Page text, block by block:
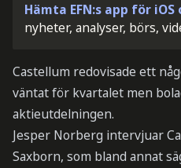
Hämta EFN:s app för
nyheter, analyser, börs,
Castellum redovisade ett
väntat för kvartalet men
aktieutdelningen.
Jesper Norberg intervjuar
Saxborn, som bland annat